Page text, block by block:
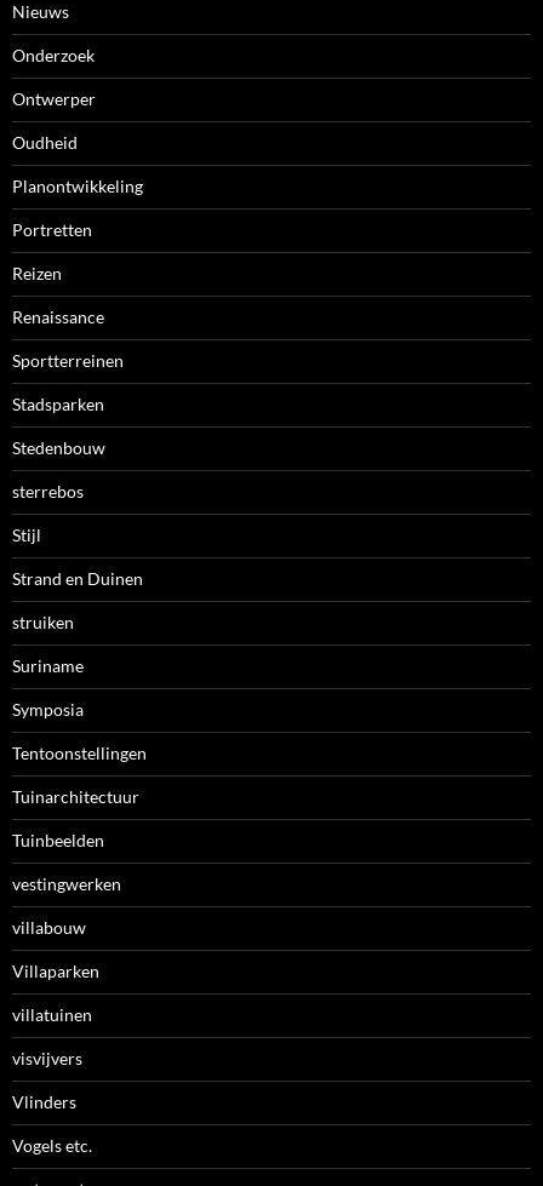
Nieuws
Onderzoek
Ontwerper
Oudheid
Planontwikkeling
Portretten
Reizen
Renaissance
Sportterreinen
Stadsparken
Stedenbouw
sterrebos
Stijl
Strand en Duinen
struiken
Suriname
Symposia
Tentoonstellingen
Tuinarchitectuur
Tuinbeelden
vestingwerken
villabouw
Villaparken
villatuinen
visvijvers
Vlinders
Vogels etc.